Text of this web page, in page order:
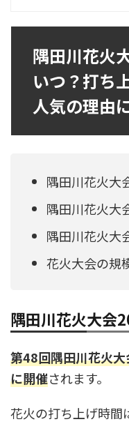
隅田川花火
いつ？打ち
人気の理由
隅田川花火大
隅田川花火大
隅田川花火大
花火大会の規
隅田川花火大会
第48回隅田川花火
に開催されます。
花火の打ち上げ時間